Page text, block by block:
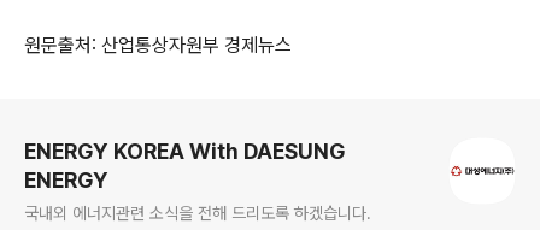
원문출처: 산업통상자원부 경제뉴스
ENERGY KOREA With DAESUNG
ENERGY
국내외 에너지관련 소식을 전해 드리도록 하겠습니다.